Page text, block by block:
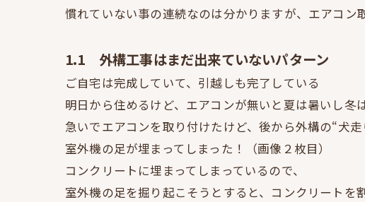
慣れていない事の連続なのは分かりますが、エアコン
1.1 外構工事はまだ出来ていないパターン
ご自宅は完成していて、引越しも完了している
明日から住めるけど、エアコンが無いと夏は暑いし冬
急いでエアコンを取り付けたけど、後から外構の“犬走
室外機の足が埋まってしまった！（画像２枚目）
コンクリートに埋まってしまっているので、
室外機の足を掘り起こそうとすると、コンクリートを